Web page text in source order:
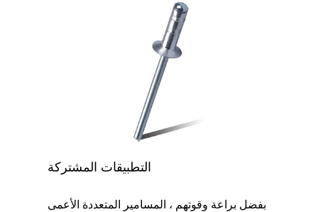
التطبيقات المشتركة
بفضل براعة وقوتهم ، المسامير المتعددة الأعمى